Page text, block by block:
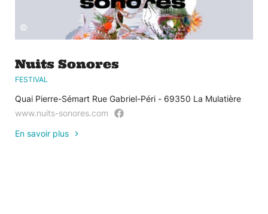
©
Nuits Sonores
FESTIVAL
Quai Pierre-Sémart Rue Gabriel-Péri - 69350 La Mulatière
www.nuits-sonores.com
En savoir plus